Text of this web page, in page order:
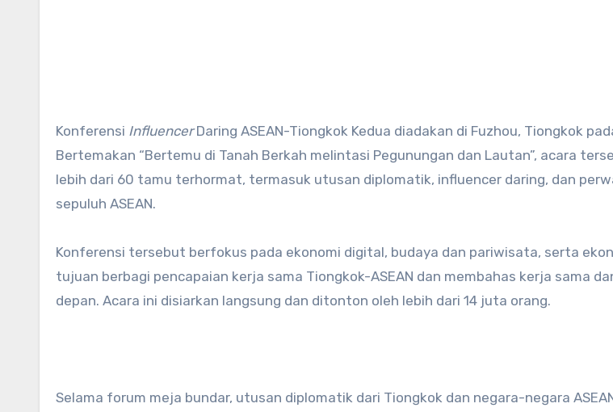
Konferensi InfluencerDaring ASEAN-Tiongkok Kedua diadakan di Fuzhou, Tiongkok
Bertemakan “Bertemu di Tanah Berkah melintasi Pegunungan dan Lautan”, acara
lebih dari 60 tamu terhormat, termasuk utusan diplomatik, influencer daring, dan
sepuluh ASEAN.
Konferensi tersebut berfokus pada ekonomi digital, budaya dan pariwisata, serta
tujuan berbagi pencapaian kerja sama Tiongkok-ASEAN dan membahas kerja sama
depan. Acara ini disiarkan langsung dan ditonton oleh lebih dari 14 juta orang.
Selama forum meja bundar, utusan diplomatik dari Tiongkok dan negara-negara